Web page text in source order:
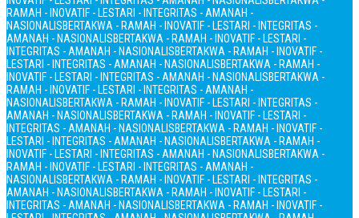
RAMAH - INOVATIF - LESTARI - INTEGRITAS - AMANAH -
NASIONALISBERTAKWA - RAMAH - INOVATIF - LESTARI - INTEGRITAS -
AMANAH - NASIONALISBERTAKWA - RAMAH - INOVATIF - LESTARI -
INTEGRITAS - AMANAH - NASIONALISBERTAKWA - RAMAH - INOVATIF -
LESTARI - INTEGRITAS - AMANAH - NASIONALISBERTAKWA - RAMAH -
INOVATIF - LESTARI - INTEGRITAS - AMANAH - NASIONALISBERTAKWA -
RAMAH - INOVATIF - LESTARI - INTEGRITAS - AMANAH -
NASIONALISBERTAKWA - RAMAH - INOVATIF - LESTARI - INTEGRITAS -
AMANAH - NASIONALISBERTAKWA - RAMAH - INOVATIF - LESTARI -
INTEGRITAS - AMANAH - NASIONALISBERTAKWA - RAMAH - INOVATIF -
LESTARI - INTEGRITAS - AMANAH - NASIONALISBERTAKWA - RAMAH -
INOVATIF - LESTARI - INTEGRITAS - AMANAH - NASIONALISBERTAKWA -
RAMAH - INOVATIF - LESTARI - INTEGRITAS - AMANAH -
NASIONALISBERTAKWA - RAMAH - INOVATIF - LESTARI - INTEGRITAS -
AMANAH - NASIONALISBERTAKWA - RAMAH - INOVATIF - LESTARI -
INTEGRITAS - AMANAH - NASIONALISBERTAKWA - RAMAH - INOVATIF -